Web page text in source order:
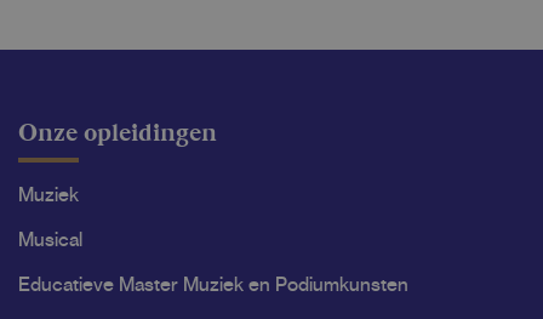
Onze opleidingen
Muziek
Musical
Educatieve Master Muziek en Podiumkunsten